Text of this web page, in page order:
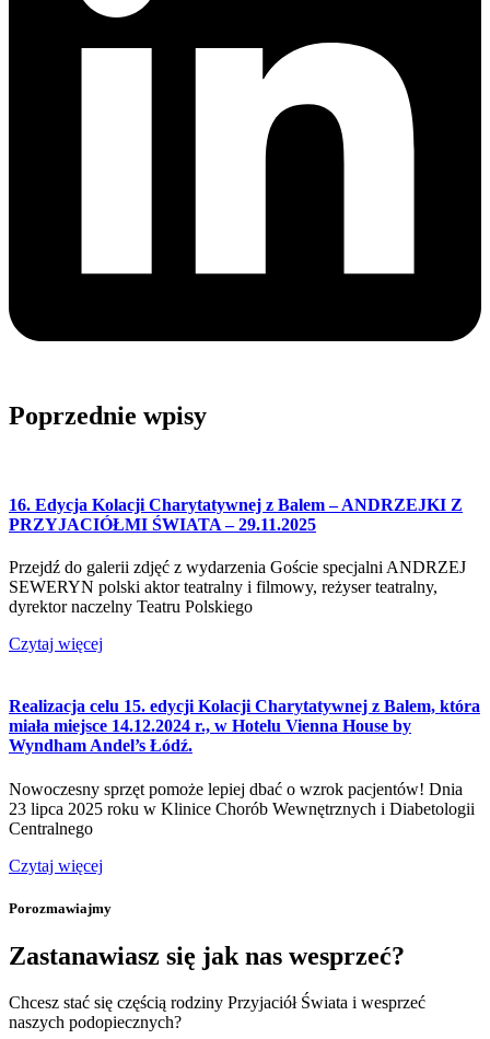
Poprzednie wpisy
16. Edycja Kolacji Charytatywnej z Balem – ANDRZEJKI Z
PRZYJACIÓŁMI ŚWIATA – 29.11.2025
Przejdź do galerii zdjęć z wydarzenia Goście specjalni ANDRZEJ
SEWERYN polski aktor teatralny i filmowy, reżyser teatralny,
dyrektor naczelny Teatru Polskiego
Czytaj więcej
Realizacja celu 15. edycji Kolacji Charytatywnej z Balem, która
miała miejsce 14.12.2024 r., w Hotelu Vienna House by
Wyndham Andel’s Łódź.
Nowoczesny sprzęt pomoże lepiej dbać o wzrok pacjentów! Dnia
23 lipca 2025 roku w Klinice Chorób Wewnętrznych i Diabetologii
Centralnego
Czytaj więcej
Porozmawiajmy
Zastanawiasz się jak nas wesprzeć?
Chcesz stać się częścią rodziny Przyjaciół Świata i wesprzeć
naszych podopiecznych?